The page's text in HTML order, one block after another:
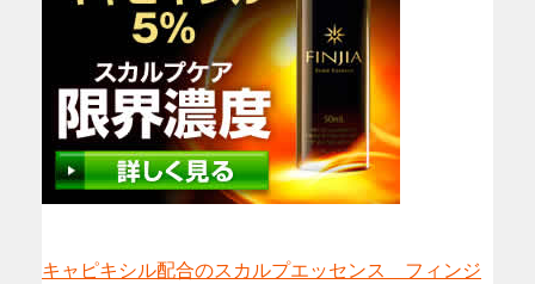
キャピキシル配合のスカルプエッセンス フィンジ